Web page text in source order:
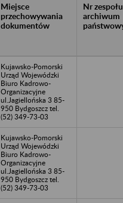
Miejsce
przechowywania
dokumentów
Nr
archiwum
Kujawsko-Pomorski
Urząd Wojewódzki
Biuro Kadrowo-
Organizacyjne
ul.Jagiellońska 3 85-
950 Bydgoszcz tel.
(52) 349-73-03
Kujawsko-Pomorski
Urząd Wojewódzki
Biuro Kadrowo-
Organizacyjne
ul.Jagiellońska 3 85-
950 Bydgoszcz tel.
(52) 349-73-03